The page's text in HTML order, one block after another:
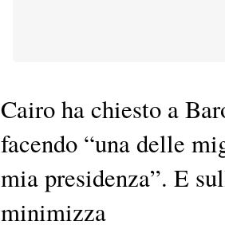
Cairo ha chiesto a
facendo “una delle
mia presidenza”. E
minimizza